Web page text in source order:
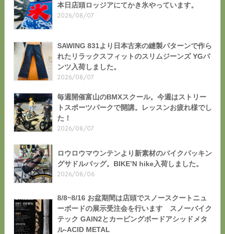
本日店頭ロッジアにてかき氷やっています。
2026/08/07
SAWING 831より日本古来の縫製パターンで作ら
れたリラックスフィットのスリムジーンズ YGパ
ンツ入荷しました。
2026/08/07
毎週開催富山のBMXスクール。今週はストリー
トスポーツパークで開講。レッスンお疲れ様でし
た！
2026/08/07
ロウロウマウンテンより新素材のバイクパッキン
グサドルバッグ。BIKE’N hike入荷しました。
2026/08/06
8/8~8/16 お盆期間は店頭でスノースクートニュ
ーボードの展示受注会を行います スノーバイク
テック GAIN2とカービングボードアシッドメタ
ル-ACID METAL